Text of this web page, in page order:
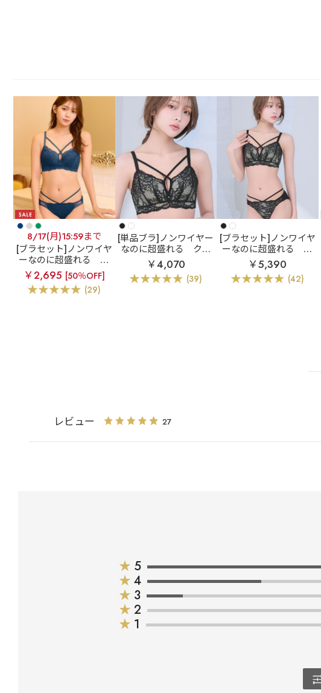
8/17(月)15:59まで
[ブラセット]ノンワイヤ
ーなのに超盛れる
ク
ロスコードレース ノン
ワイヤー 超盛ブラ(R)
ブラジャー&ショーツ
￥2,695 [50％OFF]
(29)
[単品ブラ]ノンワイヤー
なのに超盛れる
クロ
スコードレース ノンワ
イヤー 超盛ブラ(R) 単
品ブラジャー
￥4,070
(39)
[ブラセット]ノンワイヤ
ーなのに超盛れる
ク
ロスコードレース ノン
ワイヤー 超盛ブラ(R)
ブラジャー&ショーツ
￥5,390
(42)
レビュー 27
★ 5
★ 4
★ 3
★ 2
★ 1